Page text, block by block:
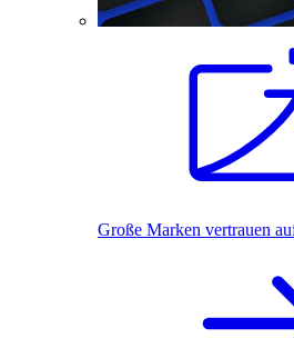
Große Marken vertrauen